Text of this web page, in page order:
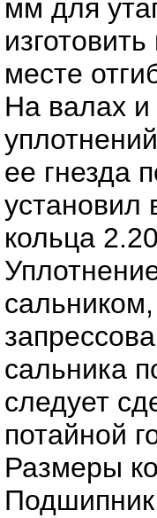
мм для
месте
На валах и
ее гнезда
установил
кольца
сальника
следует
потайной
Размеры
Подшипник